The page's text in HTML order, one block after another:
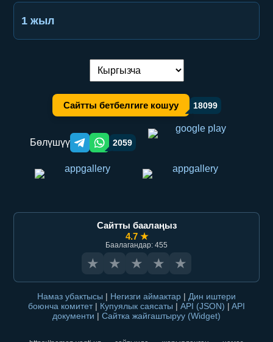
1 жыл
Тилди алмаштыруу:
Сайтты бетбелгиге кошуу 18099
Бөлүшүү Telegram orqali ulashish
WhatsApp orqali ulashish
2059
Сайтты баалаңыз
4.7 ★
Баалагандар: 455
★ ★ ★ ★ ★
Намаз убактысы | Негизги аймактар | Дин иштери
боюнча комитет | Купуялык саясаты | API (JSON) | API
документи | Сайтка жайгаштыруу (Widget)